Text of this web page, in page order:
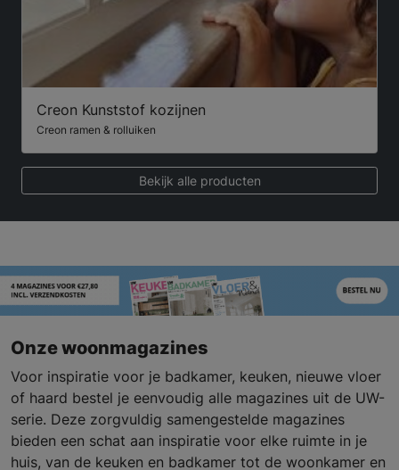
Creon Kunststof kozijnen
Creon ramen & rolluiken
Bekijk alle producten
Onze woonmagazines
Voor inspiratie voor je badkamer, keuken, nieuwe vloer
of haard bestel je eenvoudig alle magazines uit de UW-
serie. Deze zorgvuldig samengestelde magazines
bieden een schat aan inspiratie voor elke ruimte in je
huis, van de keuken en badkamer tot de woonkamer en